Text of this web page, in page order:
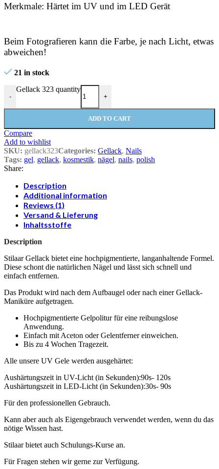
Merkmale: Härtet im UV und im LED Gerät
Beim Fotografieren kann die Farbe, je nach Licht, etwas
abweichen!
21 in stock
-
Gellack 323 quantity
+
ADD TO CART
Compare
Add to wishlist
SKU: gellack323Categories: Gellack, Nails
Tags: gel, gellack, kosmestik, nägel, nails, polish
Share:
Description
Additional information
Reviews (1)
Versand & Lieferung
Inhaltsstoffe
Description
Stilaar Gellack bietet eine hochpigmentierte, langanhaltende Formel.
Diese schont die natürlichen Nägel und lässt sich schnell und
einfach entfernen.
Das Produkt wird nach dem Aufbaugel oder nach einer Gellack-
Maniküre aufgetragen.
Hochpigmentierte Gelpolitur für eine reibungslose
Anwendung.
Einfach mit Aceton oder Gelentferner einweichen.
Bis zu 4 Wochen Tragezeit.
Alle unsere UV Gele werden ausgehärtet:
Aushärtungszeit in UV-Licht (in Sekunden):90s- 120s
Aushärtungszeit in LED-Licht (in Sekunden):30s- 90s
Für den professionellen Gebrauch.
Kann aber auch als Eigengebrauch verwendet werden, wenn du das
nötige Wissen hast.
Stilaar bietet auch Schulungs-Kurse an.
Für Fragen stehen wir gerne zur Verfügung.